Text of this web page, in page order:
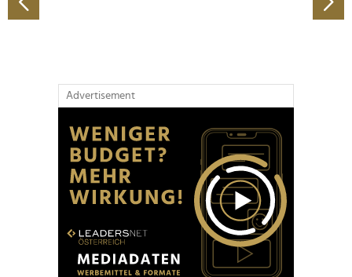
Partner führen diese Informationen möglicherweise mit
Advertisement